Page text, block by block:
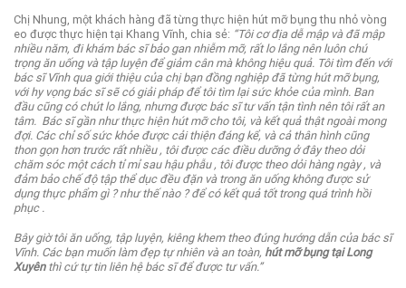
Chị Nhung, một khách hàng đã từng thực hiện hút mỡ bụng thu nhỏ vòng
eo được thực hiện tại Khang Vĩnh, chia sẻ: “Tôi cơ địa dễ mập và đã mập
nhiều năm, đi khám bác sĩ bảo gan nhiễm mỡ, rất lo lắng nên luôn chú
trọng ăn uống và tập luyện để giảm cân mà không hiệu quả. Tôi tìm đến với
bác sĩ Vĩnh qua giới thiệu của chị bạn đồng nghiệp đã từng hút mỡ bụng,
với hy vọng bác sĩ sẽ có giải pháp để tôi tìm lại sức khỏe của mình. Ban
đầu cũng có chút lo lắng, nhưng được bác sĩ tư vấn tận tình nên tôi rất an
tâm. Bác sĩ gần như thực hiện hút mỡ cho tôi, và kết quả thật ngoài mong
đợi. Các chỉ số sức khỏe được cải thiện đáng kể, và cả thân hình cũng
thon gọn hơn trước rất nhiều , tôi được các điều dưỡng ở đây theo dỏi
chăm sóc một cách tỉ mỉ sau hậu phẫu , tôi được theo dỏi hàng ngày , và
đảm bảo chế độ tập thể dục đều đặn và trong ăn uống không được sử
dụng thực phẩm gì ? như thế nào ? để có kết quả tốt trong quá trình hồi
phục .
Bây giờ tôi ăn uống, tập luyện, kiêng khem theo đúng hướng dẫn của bác sĩ
Vĩnh. Các bạn muốn làm đẹp tự nhiên và an toàn, hút mỡ bụng tại Long
Xuyênthì cứ tự tin liên hệ bác sĩ để được tư vấn.”